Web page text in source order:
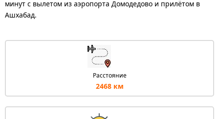
минут с вылетом из аэропорта Домодедово и прилётом в
Ашхабад.
Расстояние
2468 км